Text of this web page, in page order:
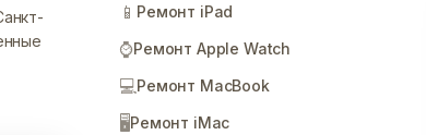
📱 Ремонт iPad
⌚Ремонт Apple Watch
💻Ремонт MacBook
🖥️Ремонт iMac